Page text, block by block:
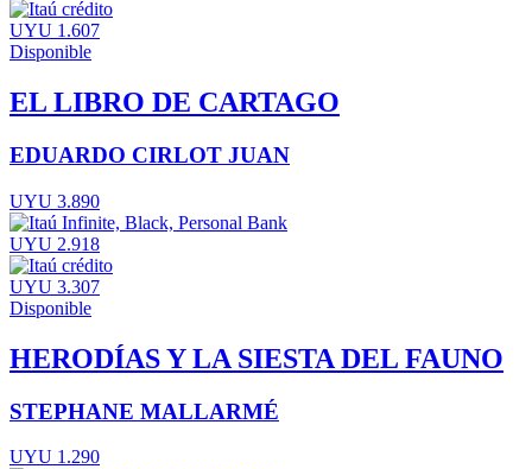
UYU 1.607
Disponible
EL LIBRO DE CARTAGO
EDUARDO CIRLOT JUAN
UYU 3.890
UYU 2.918
UYU 3.307
Disponible
HERODÍAS Y LA SIESTA DEL FAUNO
STEPHANE MALLARMÉ
UYU 1.290